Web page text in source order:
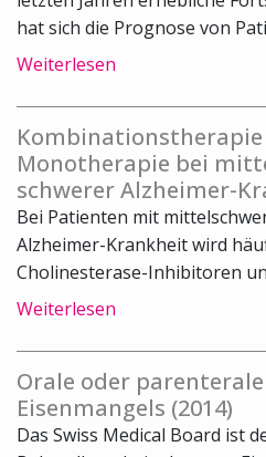
hat sich die Prognose von
Weiterlesen
Kombinationstherapie
Monotherapie bei
schwerer Alzheimer-
Bei Patienten mit
Alzheimer-Krankheit wird
Cholinesterase-Inhibitoren
Weiterlesen
Orale oder
Eisenmangels (2014)
Das Swiss Medical Board ist